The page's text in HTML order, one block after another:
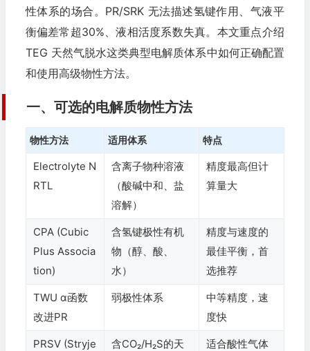
性体系的场合。PR/SRK 无法描述氢键作用、气液平
衡偏差常超30%、液相活度系数失真。本文重点介绍
TEG 天然气脱水这类典型电解质体系中如何正确配置
和使用高级物性方法。
一、可选的电解质物性方法
物性方法 适用体系 特点
Electrolyte N
RTL
含离子物种溶液
（酸碱中和、盐
溶解）
精度最高但计
算量大
CPA (Cubic
Plus Associa
tion)
含氢键极性有机
物（醇、酸、
水）
精度与速度的
最佳平衡，首
选推荐
TWU α函数
改进PR
弱极性体系
中等精度，速
度快
PRSV (Stryje
含CO₂/H₂S的天
适合酸性气体